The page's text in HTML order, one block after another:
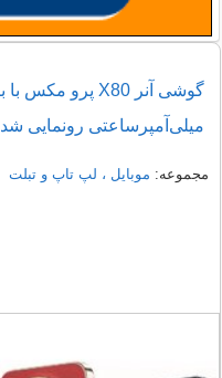
میلی‌آمپرساعتی رونمایی شد
مجموعه: موبایل ، لپ تاپ و تبلت